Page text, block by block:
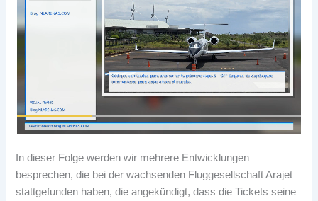
In dieser Folge werden wir mehrere Entwicklungen
besprechen, die bei der wachsenden Fluggesellschaft Arajet
stattgefunden haben, die angekündigt, dass die Tickets seine